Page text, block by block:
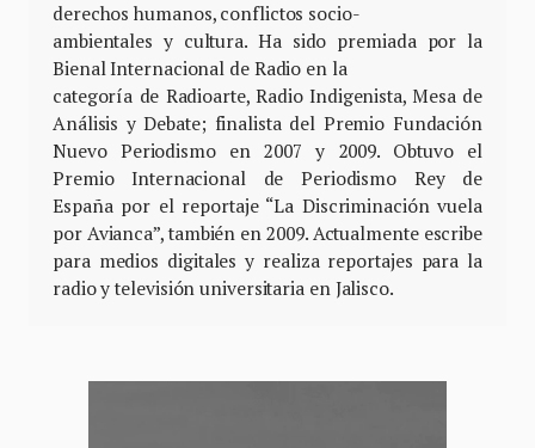
derechos humanos, conflictos socio-
ambientales y cultura. Ha sido premiada por la
Bienal Internacional de Radio en la
categoría de Radioarte, Radio Indigenista, Mesa de
Análisis y Debate; finalista del Premio Fundación
Nuevo Periodismo en 2007 y 2009. Obtuvo el
Premio Internacional de Periodismo Rey de
España por el reportaje “La Discriminación vuela
por Avianca”, también en 2009. Actualmente escribe
para medios digitales y realiza reportajes para la
radio y televisión universitaria en Jalisco.